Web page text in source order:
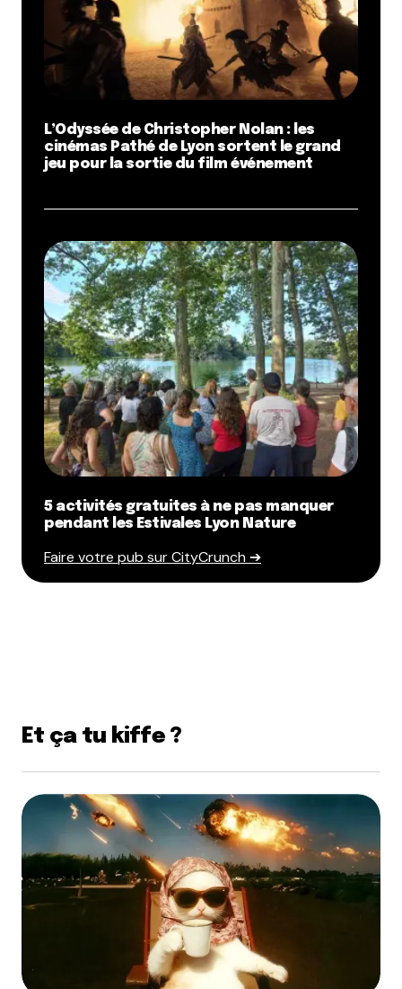
L’Odyssée de Christopher Nolan : les
cinémas Pathé de Lyon sortent le grand
jeu pour la sortie du film événement
5 activités gratuites à ne pas manquer
pendant les Estivales Lyon Nature
Faire votre pub sur CityCrunch ➔
Et ça tu kiffe ?